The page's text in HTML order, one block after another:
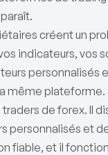
créent un
indicateurs, vos
même plateforme.
de forex. Il
personnalisés et
fiable, et il